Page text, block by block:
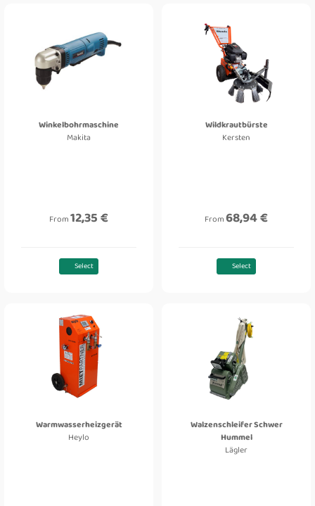
Winkelbohrmaschine
Makita
From12,35 €
Select
Wildkrautbürste
Kersten
From68,94 €
Select
Warmwasserheizgerät
Heylo
Walzenschleifer Schwer
Hummel
Lägler